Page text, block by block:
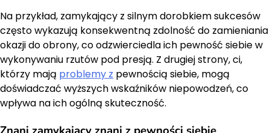
Na przykład, zamykający z silnym dorobkiem sukcesów
często wykazują konsekwentną zdolność do zamieniania
okazji do obrony, co odzwierciedla ich pewność siebie w
wykonywaniu rzutów pod presją. Z drugiej strony, ci,
którzy mają problemy z pewnością siebie, mogą
doświadczać wyższych wskaźników niepowodzeń, co
wpływa na ich ogólną skuteczność.